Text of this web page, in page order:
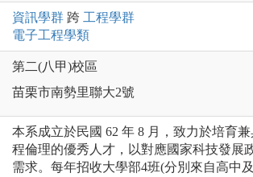
資訊學群 跨 工程學群
電子工程學類
第二(八甲)校區
苗栗市南勢里聯大2號
本系成立於民國 62 年 8 月，致力於培育
程倫理的優秀人才，以對應國家科技發展
需求。每年招收大學部4班(分別來自高中